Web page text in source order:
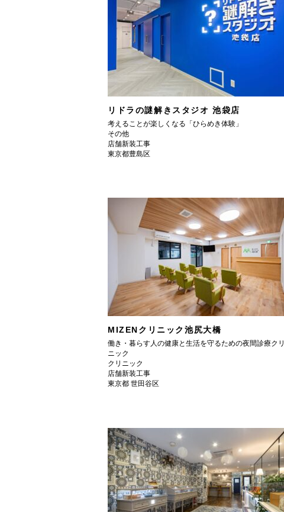
リドラの謎解きスタジオ 池袋店
考えることが楽しくなる「ひらめき体験」
その他
店舗新装工事
東京都豊島区
MIZENクリニック池尻大橋
働き・暮らす人の健康と生活を守るための夜間診療クリ
ニック
クリニック
店舗新装工事
東京都 世田谷区